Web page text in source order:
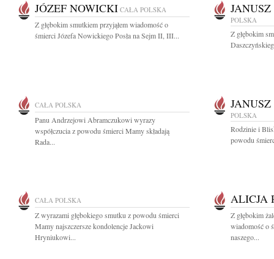
JÓZEF NOWICKI CAŁA POLSKA
Z głębokim smutkiem przyjąłem wiadomość o
śmierci Józefa Nowickiego Posła na Sejm II, III...
POLSKA
Z głębokim
CAŁA POLSKA
Panu Andrzejowi Abramczukowi wyrazy
współczucia z powodu śmierci Mamy składają
Rada...
POLSKA
Rodzinie i
powodu
CAŁA POLSKA
Z wyrazami głębokiego smutku z powodu śmierci
Mamy najszczersze kondolencje Jackowi
Hryniukowi...
ALICJA
Z głębokim
wiadomość o
naszego...